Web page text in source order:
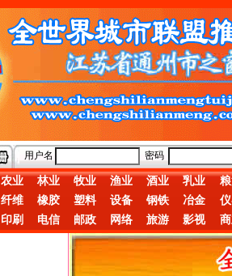
用户名 密码
农业 林业 牧业 渔业 酒业 乳业
纤维 橡胶 塑料 设备 钢铁 冶金
印刷 电信 邮政 网络 旅游 影视